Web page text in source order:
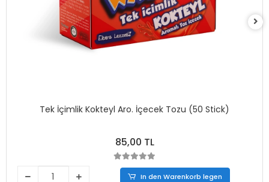
Tek İçimlik Kokteyl Aro. İçecek Tozu (50 Stick)
85,00 TL
In den Warenkorb legen